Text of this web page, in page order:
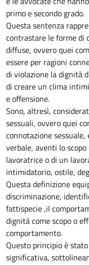
primo e secondo grado.
Questa sentenza
contrastare le forme di
diffuse, ovvero quei
essere per ragioni
di violazione la dignità
di creare un clima
e offensione.
Sono, altresì,
sessuali, ovvero quei
connotazione
verbale, aventi lo
lavoratrice o di un
intimidatorio, ostile,
Questa definizione
discriminazione,
fattispecie ,il
dignità come scopo o
comportamento.
Questo principio è
significativa,